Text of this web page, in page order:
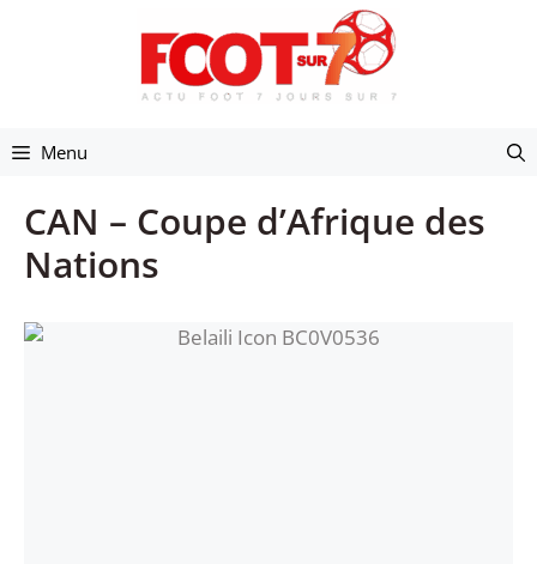
Menu
CAN – Coupe d’Afrique des
Nations